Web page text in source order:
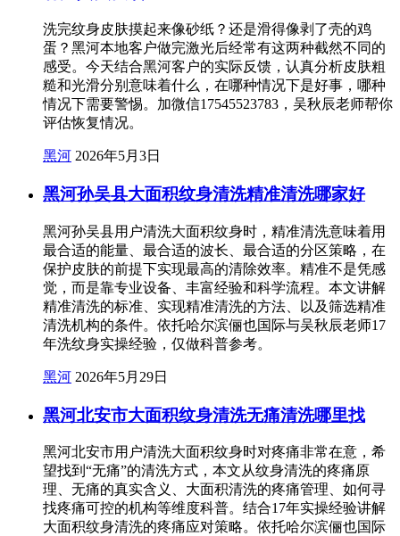
洗完纹身皮肤摸起来像砂纸？还是滑得像剥了壳的鸡
蛋？黑河本地客户做完激光后经常有这两种截然不同的
感受。今天结合黑河客户的实际反馈，认真分析皮肤粗
糙和光滑分别意味着什么，在哪种情况下是好事，哪种
情况下需要警惕。加微信17545523783，吴秋辰老师帮你
评估恢复情况。
黑河 2026年5月3日
黑河孙吴县大面积纹身清洗精准清洗哪家好
黑河孙吴县用户清洗大面积纹身时，精准清洗意味着用
最合适的能量、最合适的波长、最合适的分区策略，在
保护皮肤的前提下实现最高的清除效率。精准不是凭感
觉，而是靠专业设备、丰富经验和科学流程。本文讲解
精准清洗的标准、实现精准清洗的方法、以及筛选精准
清洗机构的条件。依托哈尔滨俪也国际与吴秋辰老师17
年洗纹身实操经验，仅做科普参考。
黑河 2026年5月29日
黑河北安市大面积纹身清洗无痛清洗哪里找
黑河北安市用户清洗大面积纹身时对疼痛非常在意，希
望找到“无痛”的清洗方式，本文从纹身清洗的疼痛原
理、无痛的真实含义、大面积清洗的疼痛管理、如何寻
找疼痛可控的机构等维度科普。结合17年实操经验讲解
大面积纹身清洗的疼痛应对策略。依托哈尔滨俪也国际